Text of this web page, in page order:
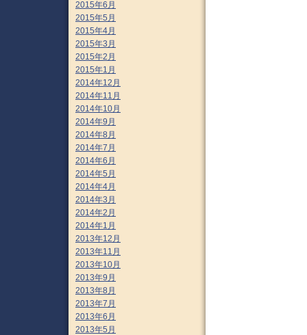
2015年6月
2015年5月
2015年4月
2015年3月
2015年2月
2015年1月
2014年12月
2014年11月
2014年10月
2014年9月
2014年8月
2014年7月
2014年6月
2014年5月
2014年4月
2014年3月
2014年2月
2014年1月
2013年12月
2013年11月
2013年10月
2013年9月
2013年8月
2013年7月
2013年6月
2013年5月